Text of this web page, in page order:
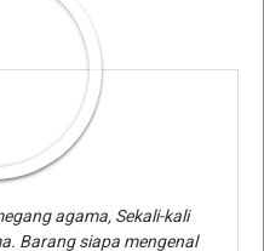
agama, Sekali-kali
Barang siapa mengenal